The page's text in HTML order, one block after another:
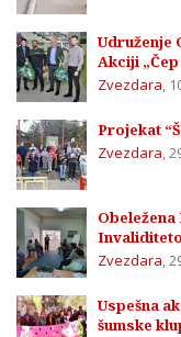
Udruženje
Akciji
Zvezdara,
Projekat
Zvezdara,
Zvezdara,
Uspešna
šumske